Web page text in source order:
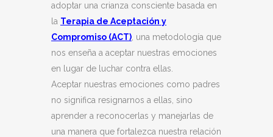
adoptar una crianza consciente basada en
la Terapia de Aceptación y
Compromiso (ACT) , una metodología que
nos enseña a aceptar nuestras emociones
en lugar de luchar contra ellas.
Aceptar nuestras emociones como padres
no significa resignarnos a ellas, sino
aprender a reconocerlas y manejarlas de
una manera que fortalezca nuestra relación